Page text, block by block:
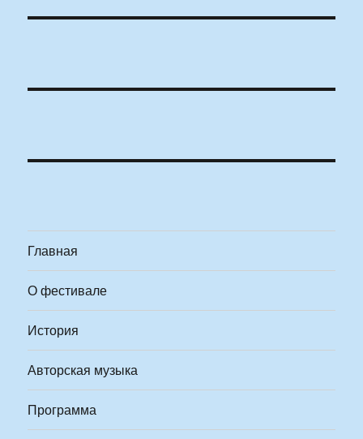
Главная
О фестивале
История
Авторская музыка
Программа